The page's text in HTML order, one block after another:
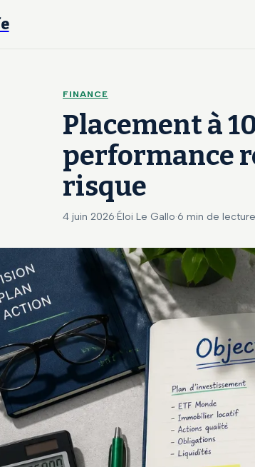
FINANCE
Placement à
performance
risque
4 juin 2026·Éloi Le Gallo·6 min de lecture